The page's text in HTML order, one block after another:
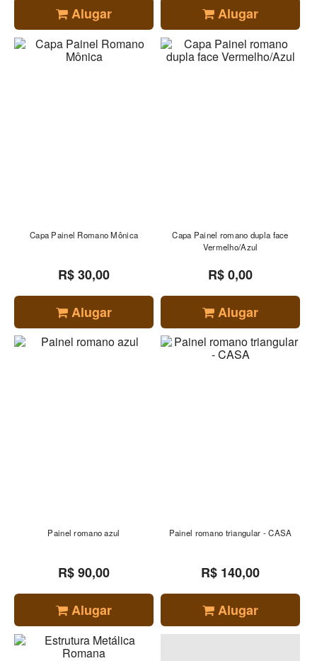
Alugar Alugar
Capa Painel Romano Mônica
R$ 30,00
Alugar
Capa Painel romano dupla face
Vermelho/Azul
R$ 0,00
Alugar
Painel romano azul
R$ 90,00
Alugar
Painel romano triangular - CASA
R$ 140,00
Alugar